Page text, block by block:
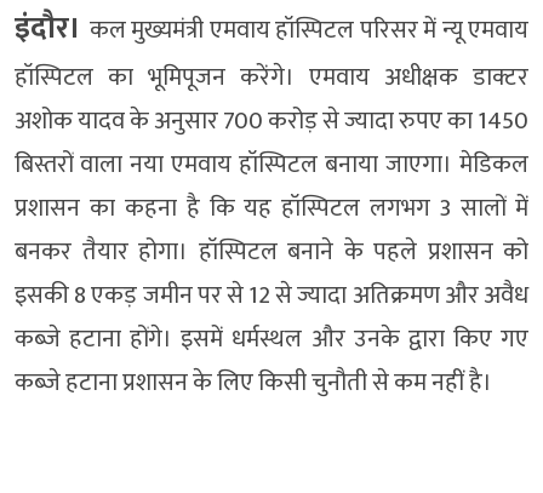
इंदौर। कल मुख्यमंत्री एमवाय हॉस्पिटल परिसर में न्यू एमवाय
हॉस्पिटल का भूमिपूजन करेंगे। एमवाय अधीक्षक डाक्टर
अशोक यादव के अनुसार 700 करोड़ से ज्यादा रुपए का 1450
बिस्तरों वाला नया एमवाय हॉस्पिटल बनाया जाएगा। मेडिकल
प्रशासन का कहना है कि यह हॉस्पिटल लगभग 3 सालों में
बनकर तैयार होगा। हॉस्पिटल बनाने के पहले प्रशासन को
इसकी 8 एकड़ जमीन पर से 12 से ज्यादा अतिक्रमण और अवैध
कब्जे हटाना होंगे। इसमें धर्मस्थल और उनके द्वारा किए गए
कब्जे हटाना प्रशासन के लिए किसी चुनौती से कम नहीं है।